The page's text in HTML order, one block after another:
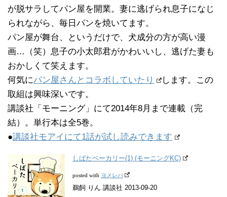
が脱サラしてパン屋を開業。妻に逃げられ息子になじ
られながら、毎日パンを焼いてます。
パン屋が舞台、というだけで、犬成分の方が高い漫
画…（笑）息子の小太郎君がかわいいし、逃げた妻も
おかしくて笑えます。
何気にパン屋さんとコラボしていたり
します。この
取組は興味深いです。
講談社「モーニング」にて2014年8月まで連載（完
結）。単行本は全5巻。
●講談社モアイにて1話が試し読みできます
しばたベーカリー(1) (モーニングKC)
posted with ヨメレバ
鵜飼 りん 講談社 2013-09-20